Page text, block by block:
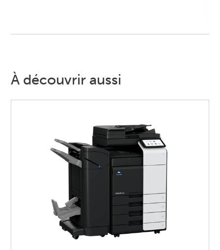
À découvrir aussi